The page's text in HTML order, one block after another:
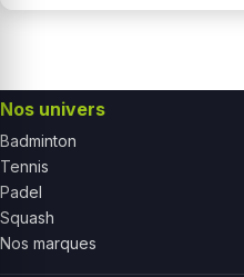
Nos univers
Badminton
Tennis
Padel
Squash
Nos marques